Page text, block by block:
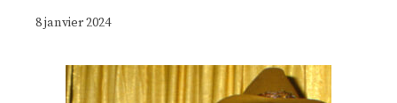
8 janvier 2024